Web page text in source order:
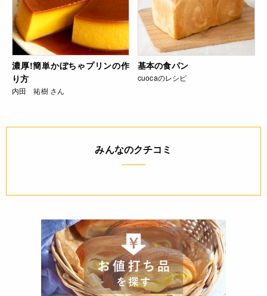
濃厚!簡単かぼちゃプリンの作
り方
内田 祐樹 さん
基本の食パン
cuocaのレシピ
みんなのクチコミ